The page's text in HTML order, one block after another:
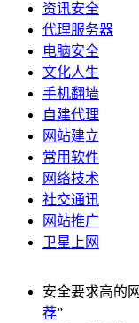
资讯安全
代理服务器
电脑安全
文化人生
手机翻墙
自建代理
网站建立
常用软件
网络技术
社交通讯
网站推广
卫星上网
安全要求高的
荐”